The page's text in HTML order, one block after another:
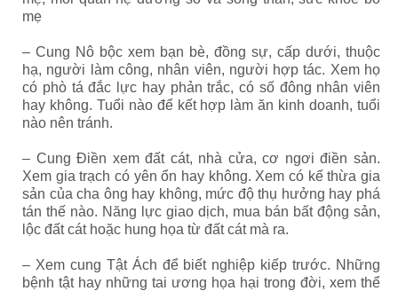
mẹ
– Cung Nô bộc xem bạn bè, đồng sự, cấp dưới, thuộc
hạ, người làm công, nhân viên, người hợp tác. Xem họ
có phò tá đắc lực hay phản trắc, có số đông nhân viên
hay không. Tuổi nào để kết hợp làm ăn kinh doanh, tuổi
nào nên tránh.
– Cung Điền xem đất cát, nhà cửa, cơ ngơi điền sản.
Xem gia trạch có yên ổn hay không. Xem có kế thừa gia
sản của cha ông hay không, mức độ thụ hưởng hay phá
tán thế nào. Năng lực giao dịch, mua bán bất động sản,
lộc đất cát hoặc hung họa từ đất cát mà ra.
– Xem cung Tật Ách để biết nghiệp kiếp trước. Những
bệnh tật hay những tai ương họa hại trong đời, xem thể